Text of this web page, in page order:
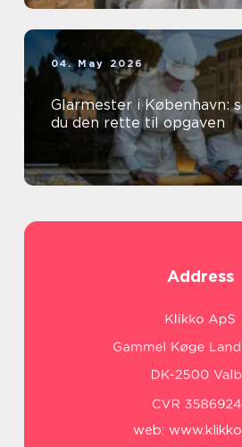
04. May 2026
Glarmester i København:
du den rette til opgaven
Address
web: